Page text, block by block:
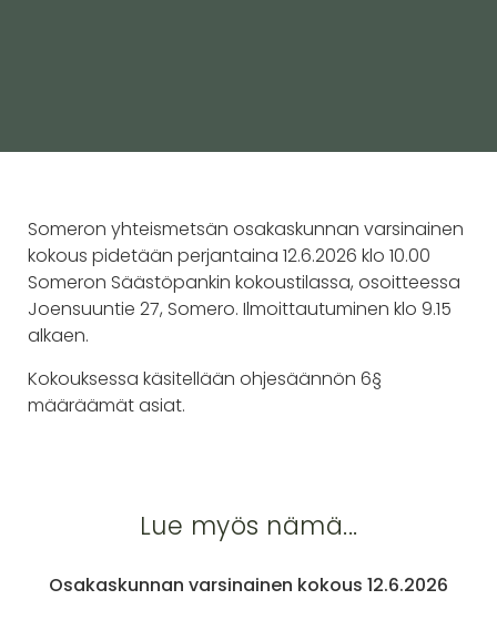
Someron yhteismetsän osakaskunnan varsinainen
kokous pidetään perjantaina 12.6.2026 klo 10.00
Someron Säästöpankin kokoustilassa, osoitteessa
Joensuuntie 27, Somero. Ilmoittautuminen klo 9.15
alkaen.
Kokouksessa käsitellään ohjesäännön 6§
määräämät asiat.
Lue myös nämä...
Osakaskunnan varsinainen kokous 12.6.2026